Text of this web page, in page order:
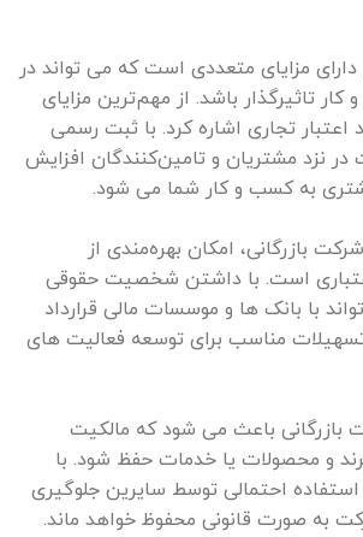
مزایای متعددی است که می تواند در
تاثیرگذار باشد. از مهم‌ترین مزایای
اعتبار تجاری اشاره کرد. با ثبت رسمی
نزد مشتریان و تامین‌کنندگان افزایش
به کسب و کار شما می شود.
بازرگانی، امکان بهره‌مندی از
است. با داشتن شخصیت حقوقی
با بانک ها و موسسات مالی قرارداد
مناسب برای توسعه فعالیت های
باعث می شود که مالکیت
و محصولات یا خدمات حفظ شود. با
احتمالی توسط سایرین جلوگیری
به صورت قانونی محفوظ خواهد ماند.